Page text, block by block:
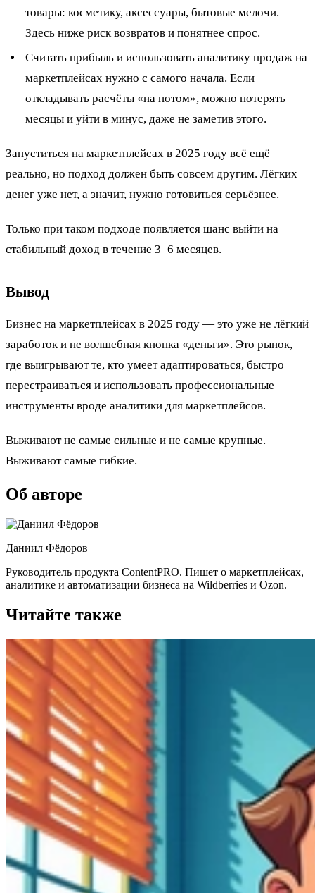
товары: косметику, аксессуары, бытовые мелочи.
Здесь ниже риск возвратов и понятнее спрос.
Считать прибыль и использовать аналитику продаж на
маркетплейсах нужно с самого начала. Если
откладывать расчёты «на потом», можно потерять
месяцы и уйти в минус, даже не заметив этого.
Запуститься на маркетплейсах в 2025 году всё ещё
реально, но подход должен быть совсем другим. Лёгких
денег уже нет, а значит, нужно готовиться серьёзнее.
Только при таком подходе появляется шанс выйти на
стабильный доход в течение 3–6 месяцев.
Вывод
Бизнес на маркетплейсах в 2025 году — это уже не лёгкий
заработок и не волшебная кнопка «деньги». Это рынок,
где выигрывают те, кто умеет адаптироваться, быстро
перестраиваться и использовать профессиональные
инструменты вроде аналитики для маркетплейсов.
Выживают не самые сильные и не самые крупные.
Выживают самые гибкие.
Об авторе
Даниил Фёдоров
Руководитель продукта ContentPRO. Пишет о маркетплейсах,
аналитике и автоматизации бизнеса на Wildberries и Ozon.
Читайте также